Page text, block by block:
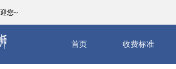
您~
首页 收费标准